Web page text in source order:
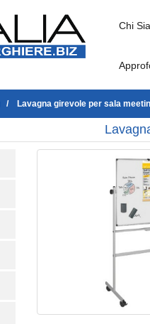
Chi
Lavagna girevole per sala